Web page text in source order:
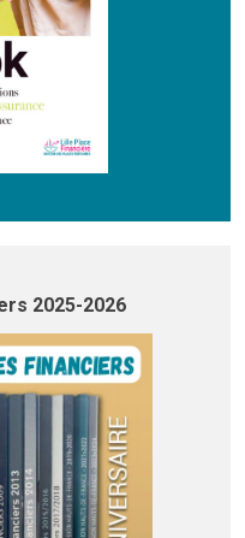
2025-2026